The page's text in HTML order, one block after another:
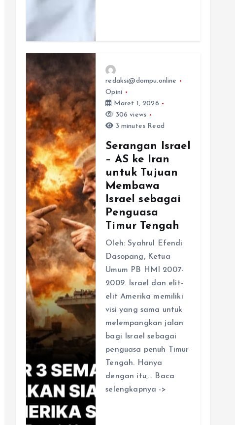
redaksi@dompu.online
Opini
Maret 1, 2026
306 views
3 minutes Read
Serangan Israel
– AS ke Iran
untuk Tujuan
Membawa
Israel sebagai
Penguasa
Timur Tengah
Oleh: Syahrul Efendi
Dasopang, Ketua
Umum PB HMI 2007-
2009. Israel dan elit-
elit Amerika memiliki
visi yang sama untuk
melempangkan jalan
bagi Israel sebagai
penguasa penuh Timur
Tengah. Hanya
dengan itu,… Baca
selengkapnya ->